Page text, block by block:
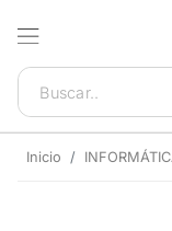
Inicio